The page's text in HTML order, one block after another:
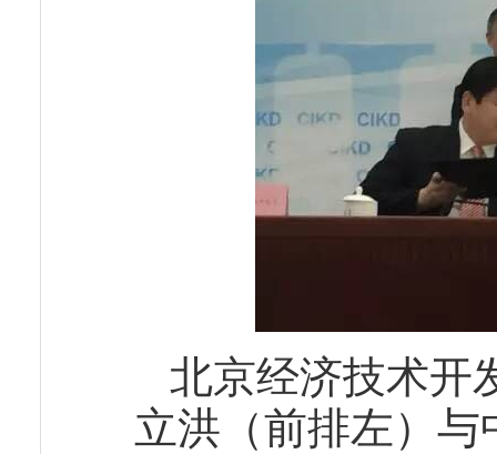
北京经济技术开
立洪（前排左）